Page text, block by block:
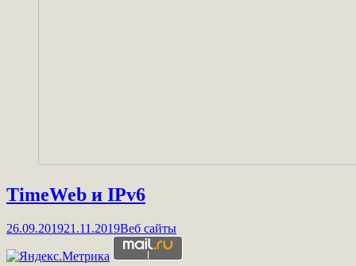
TimeWeb и IPv6
26.09.201921.11.2019Веб сайты